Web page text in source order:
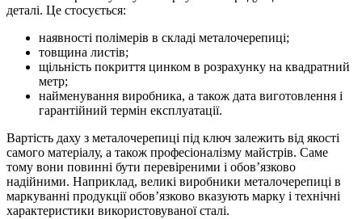
деталі. Це стосується:
наявності полімерів в складі металочерепиці;
товщина листів;
щільність покриття цинком в розрахунку на квадратний
метр;
найменування виробника, а також дата виготовлення і
гарантійний термін експлуатації.
Вартість даху з металочерепиці під ключ залежить від якості
самого матеріалу, а також професіоналізму майстрів. Саме
тому вони повинні бути перевіреними і обов’язково
надійними. Наприклад, великі виробники металочерепиці в
маркуванні продукції обов’язково вказують марку і технічні
характеристики використовуваної сталі.